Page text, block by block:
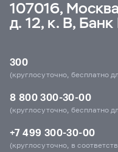
107016,
д. 12, к. В,
300
(круглосуточно, бесплатно
8 800 300-30-00
(круглосуточно, бесплатно
+7 499 300-30-00
(круглосуточно, в